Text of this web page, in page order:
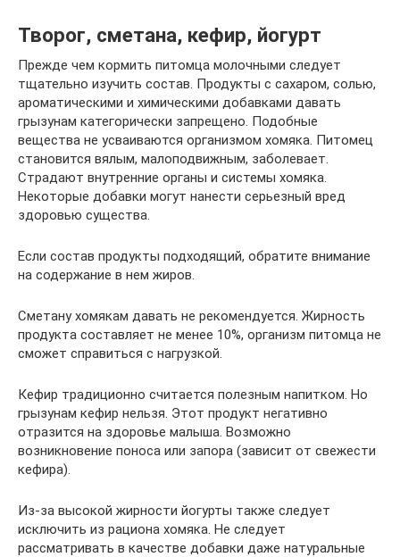
Творог, сметана, кефир, йогурт
Прежде чем кормить питомца молочными следует
тщательно изучить состав. Продукты с сахаром, солью,
ароматическими и химическими добавками давать
грызунам категорически запрещено. Подобные
вещества не усваиваются организмом хомяка. Питомец
становится вялым, малоподвижным, заболевает.
Страдают внутренние органы и системы хомяка.
Некоторые добавки могут нанести серьезный вред
здоровью существа.
Если состав продукты подходящий, обратите внимание
на содержание в нем жиров.
Сметану хомякам давать не рекомендуется. Жирность
продукта составляет не менее 10%, организм питомца не
сможет справиться с нагрузкой.
Кефир традиционно считается полезным напитком. Но
грызунам кефир нельзя. Этот продукт негативно
отразится на здоровье малыша. Возможно
возникновение поноса или запора (зависит от свежести
кефира).
Из-за высокой жирности йогурты также следует
исключить из рациона хомяка. Не следует
рассматривать в качестве добавки даже натуральные